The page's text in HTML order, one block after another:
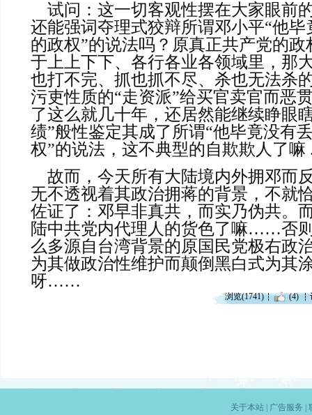
试问：这一切客观性摆在大家眼前
还能强词夺理式狡辩所谓邓小平“他
的政权”的说法吗？原真正共产党的
于上上下下、各行各业各领域里，那
也打不完、抓也抓不尽、杀也无法杀
污吏性质的“走资派”给买官卖官而恶
了这么就几十年，还居然能继续睁眼
绩”般性鉴定其成了所谓“他毕竟没有
权”的说法，这不典型的自欺欺人了嘛
故而，今天所有大陆境内外拥邓而
无不透视着其政治拥蒋的背景，不就
佐证了：邓早非真共，而实乃伪共。
陆中共党内代理人的货色了嘛……否
么多源自台湾背景的原国民党极右政
为其做政治性维护而颠倒黑白式为其
呀……
浏览(1741) (4)
关于本站| 广告服务